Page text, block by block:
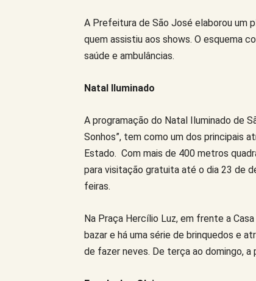
A Prefeitura de São José elaborou um
quem assistiu aos shows. O esquema
saúde e ambulâncias.
Natal Iluminado
A programação do Natal Iluminado de
Sonhos”, tem como um dos principais
Estado. Com mais de 400 metros
para visitação gratuita até o dia 23 de
feiras.
Na Praça Hercílio Luz, em frente a
bazar e há uma série de brinquedos e
de fazer neves. De terça ao domingo, a